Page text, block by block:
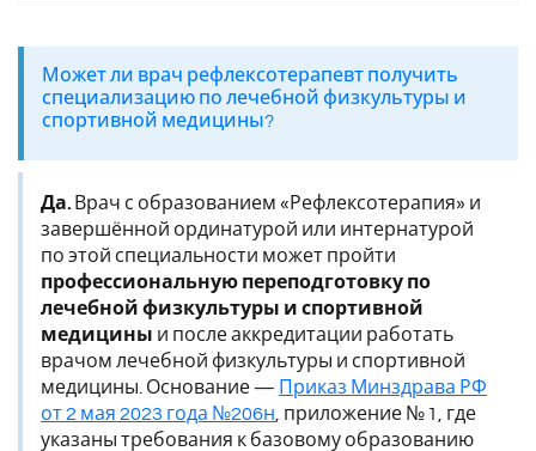
Может ли врач рефлексотерапевт получить
специализацию по лечебной физкультуры и
спортивной медицины?
Да. Врач с образованием «Рефлексотерапия» и
завершённой ординатурой или интернатурой
по этой специальности может пройти
профессиональную переподготовку по
лечебной физкультуры и спортивной
медицины и после аккредитации работать
врачом лечебной физкультуры и спортивной
медицины. Основание — Приказ Минздрава РФ
от 2 мая 2023 года №206н , приложение № 1, где
указаны требования к базовому образованию